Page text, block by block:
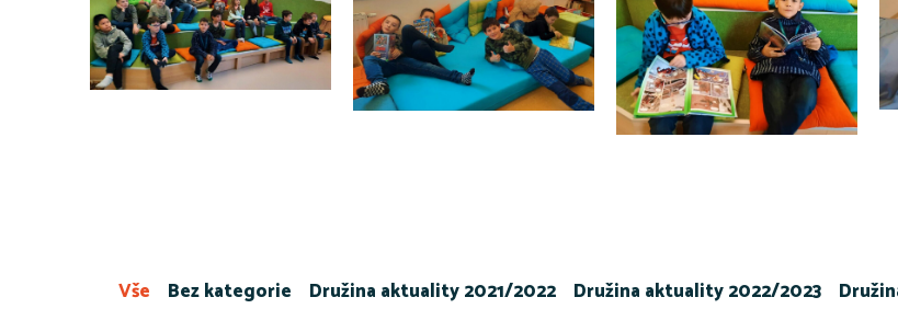
Bez kategorie Družina aktuality 2021/2022 Družina aktuality 2022/2023
Vše